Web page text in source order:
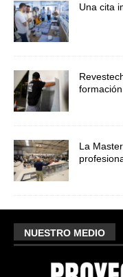
Una cita
La
NUESTRO MEDIO